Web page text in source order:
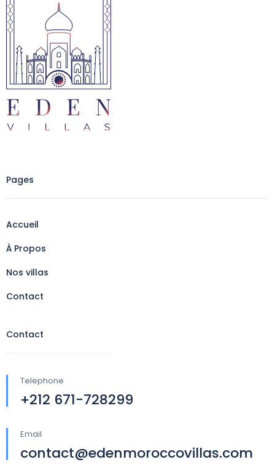
Pages
Accueil
À Propos
Nos villas
Contact
Contact
Telephone
+212 671-728299
Email
contact@edenmoroccovillas.com